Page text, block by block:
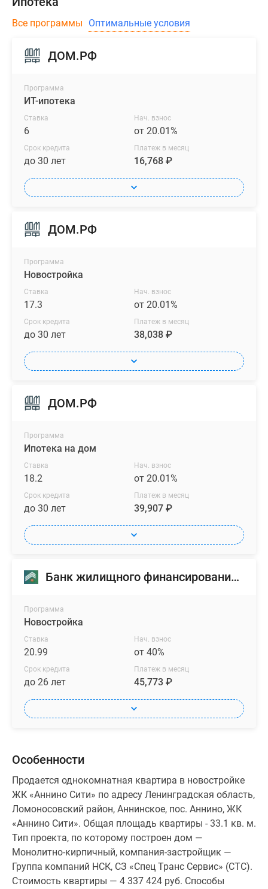
Все программы Оптимальные условия
ДОМ.РФ
Программа
ИТ-ипотека
Ставка
6
Нач. взнос
от 20.01%
Срок кредита
до 30 лет
Платеж в месяц
16,768 ₽
ДОМ.РФ
Программа
Новостройка
Ставка
17.3
Нач. взнос
от 20.01%
Срок кредита
до 30 лет
Платеж в месяц
38,038 ₽
ДОМ.РФ
Программа
Ипотека на дом
Ставка
18.2
Нач. взнос
от 20.01%
Срок кредита
до 30 лет
Платеж в месяц
39,907 ₽
Банк жилищного финансирования (БЖФ)
Программа
Новостройка
Ставка
20.99
Нач. взнос
от 40%
Срок кредита
до 26 лет
Платеж в месяц
45,773 ₽
Особенности
Продается однокомнатная квартира в новостройке
ЖК «Аннино Сити» по адресу Ленинградская область,
Ломоносовский район, Аннинское, пос. Аннино, ЖК
«Аннино Сити». Общая площадь квартиры - 33.1 кв. м.
Тип проекта, по которому построен дом —
Монолитно-кирпичный, компания-застройщик —
Группа компаний НСК, СЗ «Спец Транс Сервис» (СТС).
Стоимость квартиры — 4 337 424 руб. Способы